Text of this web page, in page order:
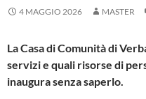
4 MAGGIO 2026 MASTER
La Casa di Comunità di
servizi e quali risorse di
inaugura senza saperlo.